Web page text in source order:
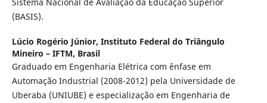
(BASIS).
Lúcio Rogério Júnior, Instituto Federal do Triângulo
Mineiro – IFTM, Brasil
Graduado em Engenharia Elétrica com ênfase em
Automação Industrial (2008-2012) pela Universidade de
Uberaba (UNIUBE) e especialização em Engenharia de